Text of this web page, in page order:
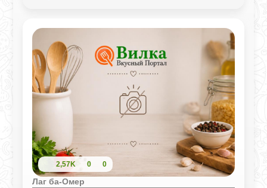
2,57K 0 0
Лаг ба-Омер